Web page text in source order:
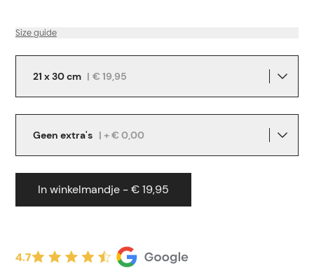
Size guide
21 x 30 cm | € 19,95
Geen extra's | + € 0,00
In winkelmandje - € 19,95
4.7